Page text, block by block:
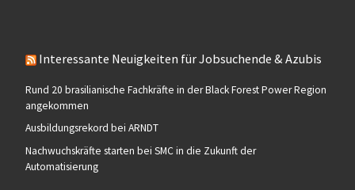
Interessante Neuigkeiten für Jobsuchende & Azubis
Rund 20 brasilianische Fachkräfte in der Black Forest Power Region
angekommen
Ausbildungsrekord bei ARNDT
Nachwuchskräfte starten bei SMC in die Zukunft der
Automatisierung